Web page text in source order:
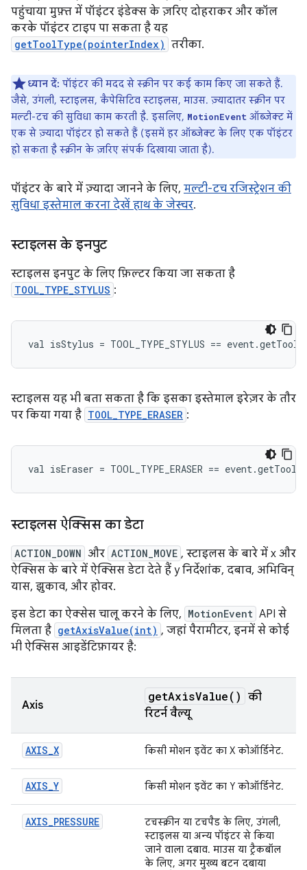
पहुंचाया मुफ़्त में पॉइंटर इंडेक्स के ज़रिए दोहराकर और कॉल
करके पॉइंटर टाइप पा सकता है यह
getToolType(pointerIndex) तरीका.
ध्यान दें: पॉइंटर की मदद से स्क्रीन पर कई काम किए जा सकते हैं.
जैसे, उंगली, स्टाइलस, कैपेसिटिव स्टाइलस, माउस. ज़्यादातर स्क्रीन पर
मल्टी-टच की सुविधा काम करती है. इसलिए, MotionEvent ऑब्जेक्ट में
एक से ज़्यादा पॉइंटर हो सकते हैं (इसमें हर ऑब्जेक्ट के लिए एक पॉइंटर
हो सकता है स्क्रीन के ज़रिए संपर्क दिखाया जाता है).
पॉइंटर के बारे में ज़्यादा जानने के लिए, मल्टी-टच रजिस्ट्रेशन की
सुविधा इस्तेमाल करना देखें हाथ के जेस्चर.
स्टाइलस के इनपुट
स्टाइलस इनपुट के लिए फ़िल्टर किया जा सकता है
TOOL_TYPE_STYLUS :
स्टाइलस यह भी बता सकता है कि इसका इस्तेमाल इरेज़र के तौर
पर किया गया है TOOL_TYPE_ERASER :
स्टाइलस ऐक्सिस का डेटा
ACTION_DOWN और ACTION_MOVE , स्टाइलस के बारे में x और
ऐक्सिस के बारे में ऐक्सिस डेटा देते हैं y निर्देशांक, दबाव, अभिविन्
यास, झुकाव, और होवर.
इस डेटा का ऐक्सेस चालू करने के लिए, MotionEvent API से
मिलता है getAxisValue(int) , जहां पैरामीटर, इनमें से कोई
भी ऐक्सिस आइडेंटिफ़ायर है:
Axis
getAxisValue() की
रिटर्न वैल्यू
AXIS_X किसी मोशन इवेंट का X कोऑर्डिनेट.
AXIS_Y किसी मोशन इवेंट का Y कोऑर्डिनेट.
AXIS_PRESSURE
टचस्क्रीन या टचपैड के लिए, उंगली,
स्टाइलस या अन्य पॉइंटर से किया
जाने वाला दबाव. माउस या ट्रैकबॉल
के लिए, अगर मुख्य बटन दबाया